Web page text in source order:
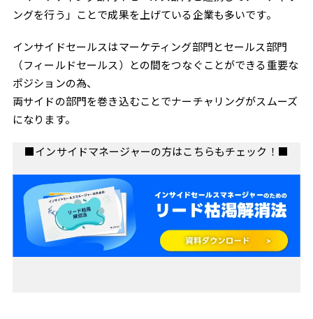
ングを行う」ことで成果を上げている企業も多いです。
インサイドセールスはマーケティング部門とセールス部門
（フィールドセールス）との間をつなぐことができる重要な
ポジションの為、
両サイドの部門を巻き込むことでナーチャリングがスムーズ
になります。
■インサイドマネージャーの方はこちらもチェック！■